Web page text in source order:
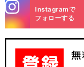
m
Instagramで
フォローする